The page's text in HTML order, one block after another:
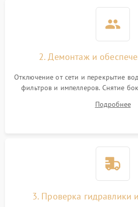
2. Демонтаж и
Отключение от сети и перекрытие
фильтров и импеллеров. Снятие
циркуляционному насосу, ТЭНу
Подробнее
3. Проверка гидравлики